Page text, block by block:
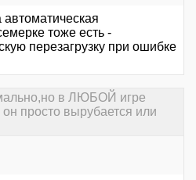
тоже есть -
перезагрузку при ошибке
в ЛЮБОЙ игре
просто вырубается или